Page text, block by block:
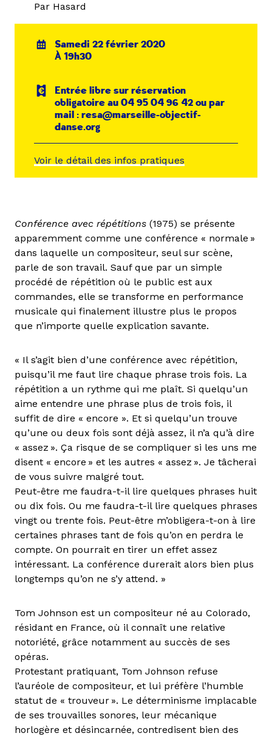
Par Hasard
Samedi 22 février 2020
À 19h30
Entrée libre sur réservation
obligatoire au 04 95 04 96 42 ou par
mail : resa@marseille-objectif-
danse.org
Voir le détail des infos pratiques
Conférence avec répétitions (1975) se présente
apparemment comme une conférence « normale »
dans laquelle un compositeur, seul sur scène,
parle de son travail. Sauf que par un simple
procédé de répétition où le public est aux
commandes, elle se transforme en performance
musicale qui finalement illustre plus le propos
que n’importe quelle explication savante.
« Il s’agit bien d’une conférence avec répétition,
puisqu’il me faut lire chaque phrase trois fois. La
répétition a un rythme qui me plaît. Si quelqu’un
aime entendre une phrase plus de trois fois, il
suffit de dire « encore ». Et si quelqu’un trouve
qu’une ou deux fois sont déjà assez, il n’a qu’à dire
« assez ». Ça risque de se compliquer si les uns me
disent « encore » et les autres « assez ». Je tâcherai
de vous suivre malgré tout.
Peut-être me faudra-t-il lire quelques phrases huit
ou dix fois. Ou me faudra-t-il lire quelques phrases
vingt ou trente fois. Peut-être m’obligera-t-on à lire
certaines phrases tant de fois qu’on en perdra le
compte. On pourrait en tirer un effet assez
intéressant. La conférence durerait alors bien plus
longtemps qu’on ne s’y attend. »
Tom Johnson est un compositeur né au Colorado,
résidant en France, où il connaît une relative
notoriété, grâce notamment au succès de ses
opéras.
Protestant pratiquant, Tom Johnson refuse
l’auréole de compositeur, et lui préfère l’humble
statut de « trouveur ». Le déterminisme implacable
de ses trouvailles sonores, leur mécanique
horlogère et désincarnée, contredisent bien des